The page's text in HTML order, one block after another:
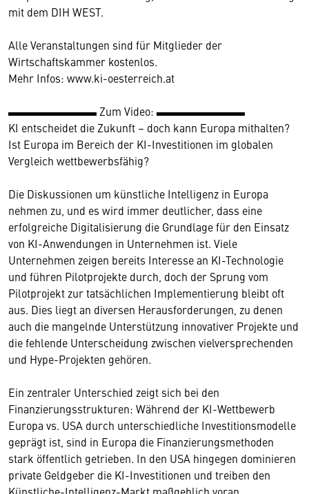
mit dem DIH WEST.
Alle Veranstaltungen sind für Mitglieder der
Wirtschaftskammer kostenlos.
Mehr Infos: www.ki-oesterreich.at
▬▬▬▬▬▬▬▬ Zum Video: ▬▬▬▬▬▬▬▬
KI entscheidet die Zukunft – doch kann Europa mithalten?
Ist Europa im Bereich der KI-Investitionen im globalen
Vergleich wettbewerbsfähig?
Die Diskussionen um künstliche Intelligenz in Europa
nehmen zu, und es wird immer deutlicher, dass eine
erfolgreiche Digitalisierung die Grundlage für den Einsatz
von KI-Anwendungen in Unternehmen ist. Viele
Unternehmen zeigen bereits Interesse an KI-Technologie
und führen Pilotprojekte durch, doch der Sprung vom
Pilotprojekt zur tatsächlichen Implementierung bleibt oft
aus. Dies liegt an diversen Herausforderungen, zu denen
auch die mangelnde Unterstützung innovativer Projekte und
die fehlende Unterscheidung zwischen vielversprechenden
und Hype-Projekten gehören.
Ein zentraler Unterschied zeigt sich bei den
Finanzierungsstrukturen: Während der KI-Wettbewerb
Europa vs. USA durch unterschiedliche Investitionsmodelle
geprägt ist, sind in Europa die Finanzierungsmethoden
stark öffentlich getrieben. In den USA hingegen dominieren
private Geldgeber die KI-Investitionen und treiben den